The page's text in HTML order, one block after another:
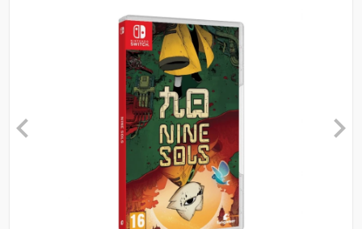
 